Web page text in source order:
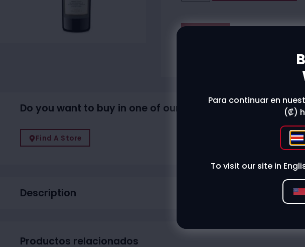
Do you want to buy in one of our physical stores?
Find A Store
Description
Productos relacionados
Para continuar en
(₡)
To visit our site in